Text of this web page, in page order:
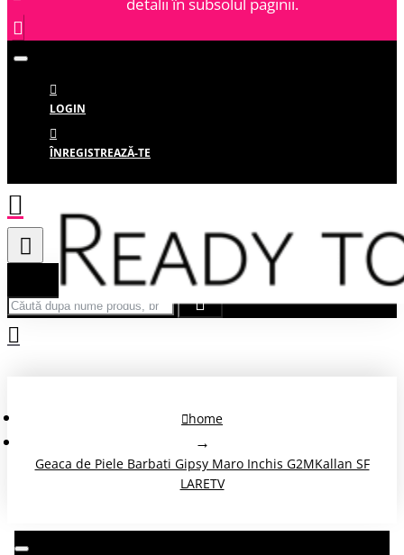
LOGIN
ÎNREGISTREAZĂ-TE
Căută după nume produs, brand...
home
Geaca de Piele Barbati Gipsy Maro Inchis G2MKallan SF
LARETV